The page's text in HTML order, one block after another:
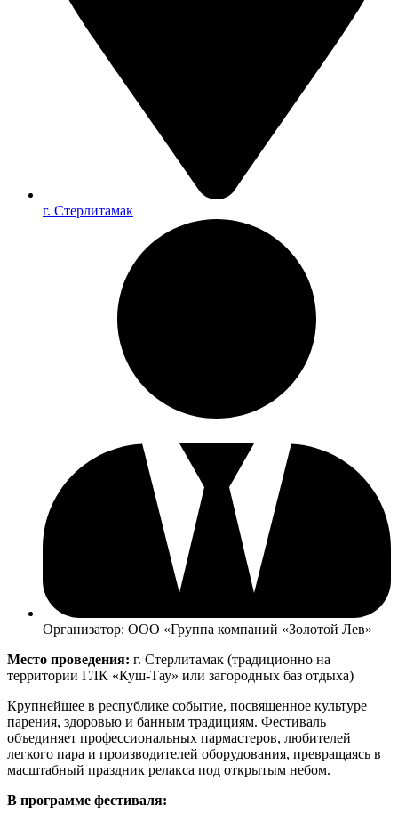
г. Стерлитамак
Организатор: ООО «Группа компаний «Золотой Лев»
Место проведения: г. Стерлитамак (традиционно на
территории ГЛК «Куш-Тау» или загородных баз отдыха)
Крупнейшее в республике событие, посвященное культуре
парения, здоровью и банным традициям. Фестиваль
объединяет профессиональных пармастеров, любителей
легкого пара и производителей оборудования, превращаясь в
масштабный праздник релакса под открытым небом.
В программе фестиваля: